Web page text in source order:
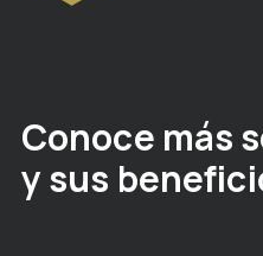
Conoce más
y sus